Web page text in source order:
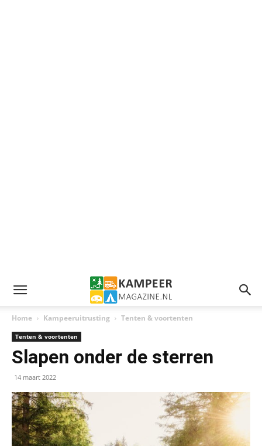
Home Kampeeruitrusting Tenten & voortenten
Tenten & voortenten
Slapen onder de sterren
14 maart 2022